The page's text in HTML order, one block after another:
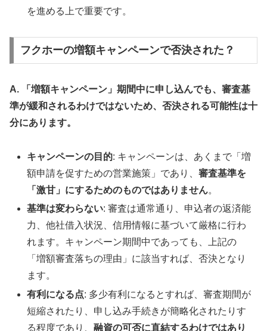
を進める上で重要です。
フクホーの増額キャンペーンで否決された？
A. 「増額キャンペーン」期間中に申し込んでも、審査基
準が緩和されるわけではないため、否決される可能性は十
分にあります。
キャンペーンの目的: キャンペーンは、あくまで「増
額申請を促すための営業施策」であり、審査基準を
「激甘」にするためのものではありません。
基準は変わらない: 審査は通常通り、申込者の返済能
力、他社借入状況、信用情報に基づいて厳格に行わ
れます。キャンペーン期間中であっても、上記の
「増額審査落ちの理由」に該当すれば、否決となり
ます。
有利になる点: 多少有利になるとすれば、審査期間が
短縮されたり、申し込み手続きが簡略化されたりす
る程度であり、融資の可否に直結するわけではあり